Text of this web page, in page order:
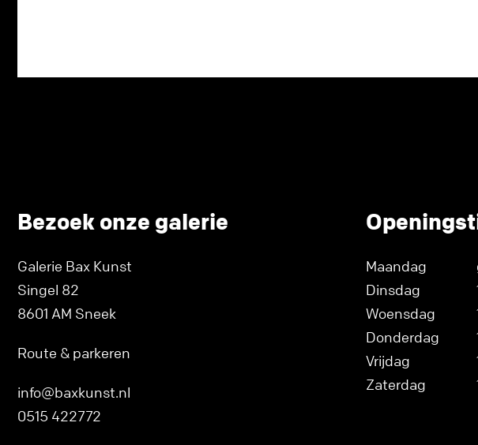
Bezoek onze galerie
Galerie Bax Kunst
Singel 82
8601 AM Sneek
Route & parkeren
info@baxkunst.nl
0515 422772
Maandag
Dinsdag
Woensdag
Donderdag
Vrijdag
Zaterdag